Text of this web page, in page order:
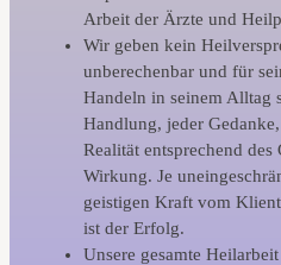
Arbeit der Ärzte und
Wir geben kein
unberechenbar und für
Handeln in seinem Alltag
Handlung, jeder
Realität entsprechend des
Wirkung. Je
geistigen Kraft vom
ist der Erfolg.
Unsere gesamte